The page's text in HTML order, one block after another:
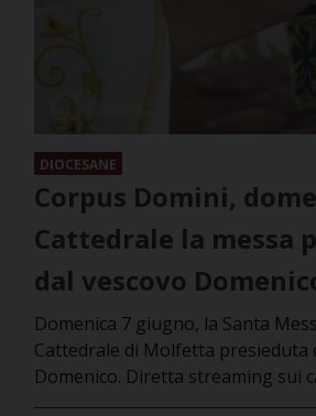
DIOCESANE
Corpus Domini,
Cattedrale la messa
dal vescovo
Domenica 7 giugno, la Santa
Cattedrale di Molfetta presieduta
Domenico. Diretta streaming sui